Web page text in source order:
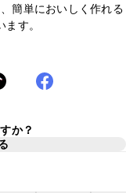
簡単においしく作れる
す。
か？